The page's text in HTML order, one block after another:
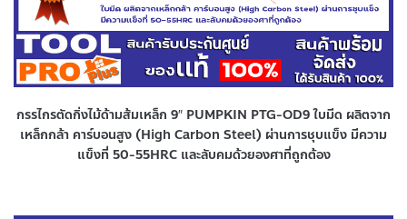
กรรไกรตัดกิ่งไม้ด้ามส้มเหล็ก 9″ PUMPKIN PTG-OD9 ใบมีด ผลิตจาก
เหล็กกล้า คาร์บอนสูง (High Carbon Steel) ผ่านการชุบแข็ง มีความ
แข็งที่ 50-55HRC และลับคมด้วยองศาที่ถูกต้อง